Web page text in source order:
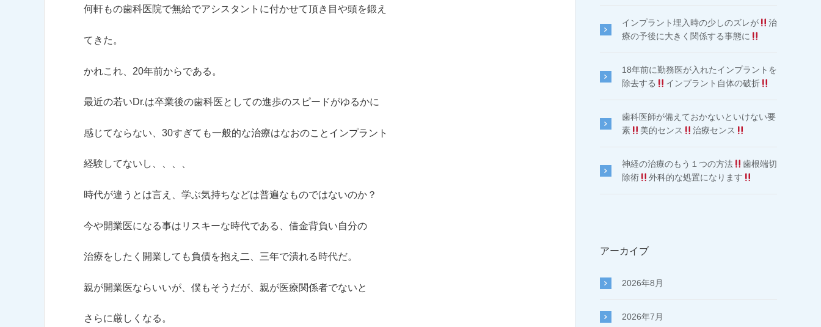
何軒もの歯科医院で無給でアシスタントに付かせて頂き目や頭を鍛え
てきた。
かれこれ、20年前からである。
最近の若いDr.は卒業後の歯科医としての進歩のスピードがゆるかに
感じてならない、30すぎても一般的な治療はなおのことインプラント
経験してないし、、、、
時代が違うとは言え、学ぶ気持ちなどは普遍なものではないのか？
今や開業医になる事はリスキーな時代である、借金背負い自分の
治療をしたく開業しても負債を抱え二、三年で潰れる時代だ。
親が開業医ならいいが、僕もそうだが、親が医療関係者でないと
さらに厳しくなる。
インプラント埋入時の少しのズレが
治
療の予後に大きく関係する事態に
18年前に勤務医が入れたインプラントを
除去する
インプラント自体の破折
歯科医師が備えておかないといけない要
素
美的センス 治療センス
神経の治療のもう１つの方法
歯根端切
除術
外科的な処置になります
アーカイブ
2026年8月
2026年7月